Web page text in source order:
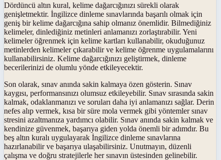
Dördüncü altın kural, kelime dağarcığınızı sürekli olarak
genişletmektir. İngilizce dinleme sınavlarında başarılı olmak için
geniş bir kelime dağarcığına sahip olmanız önemlidir. Bilmediğiniz
kelimeler, dinlediğiniz metinleri anlamanızı zorlaştırabilir. Yeni
kelimeler öğrenmek için kelime kartları kullanabilir, okuduğunuz
metinlerden kelimeler çıkarabilir ve kelime öğrenme uygulamalarını
kullanabilirsiniz. Kelime dağarcığınızı geliştirmek, dinleme
becerilerinizi de olumlu yönde etkileyecektir.
Son olarak, sınav anında sakin kalmaya özen gösterin. Sınav
kaygısı, performansınızı olumsuz etkileyebilir. Sınav sırasında sakin
kalmak, odaklanmanızı ve soruları daha iyi anlamanızı sağlar. Derin
nefes alıp vermek, kısa bir süre mola vermek gibi yöntemler sınav
stresini azaltmanıza yardımcı olabilir. Sınav anında sakin kalmak ve
kendinize güvenmek, başarıya giden yolda önemli bir adımdır. Bu
beş altın kuralı uygulayarak İngilizce dinleme sınavlarına
hazırlanabilir ve başarıya ulaşabilirsiniz. Unutmayın, düzenli
çalışma ve doğru stratejilerle her sınavın üstesinden gelinebilir.